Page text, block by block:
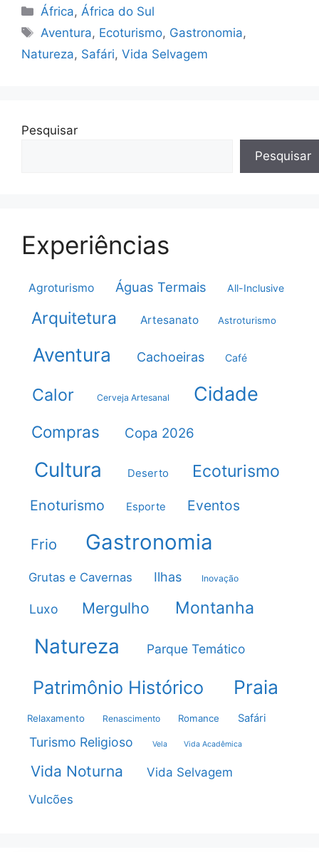
Categorias
África, África do Sul
Tags
Aventura, Ecoturismo, Gastronomia,
Natureza, Safári, Vida Selvagem
Pesquisar
Pesquisar
Experiências
Agroturismo Águas Termais All-Inclusive
Arquitetura Artesanato Astroturismo
Aventura Cachoeiras Café
Calor Cerveja Artesanal Cidade
Compras Copa 2026
Cultura Deserto Ecoturismo
Enoturismo Esporte Eventos
Frio Gastronomia
Grutas e Cavernas Ilhas Inovação
Luxo Mergulho Montanha
Natureza Parque Temático
Patrimônio Histórico Praia
Relaxamento Renascimento Romance Safári
Turismo Religioso Vela Vida Acadêmica
Vida Noturna Vida Selvagem
Vulcões